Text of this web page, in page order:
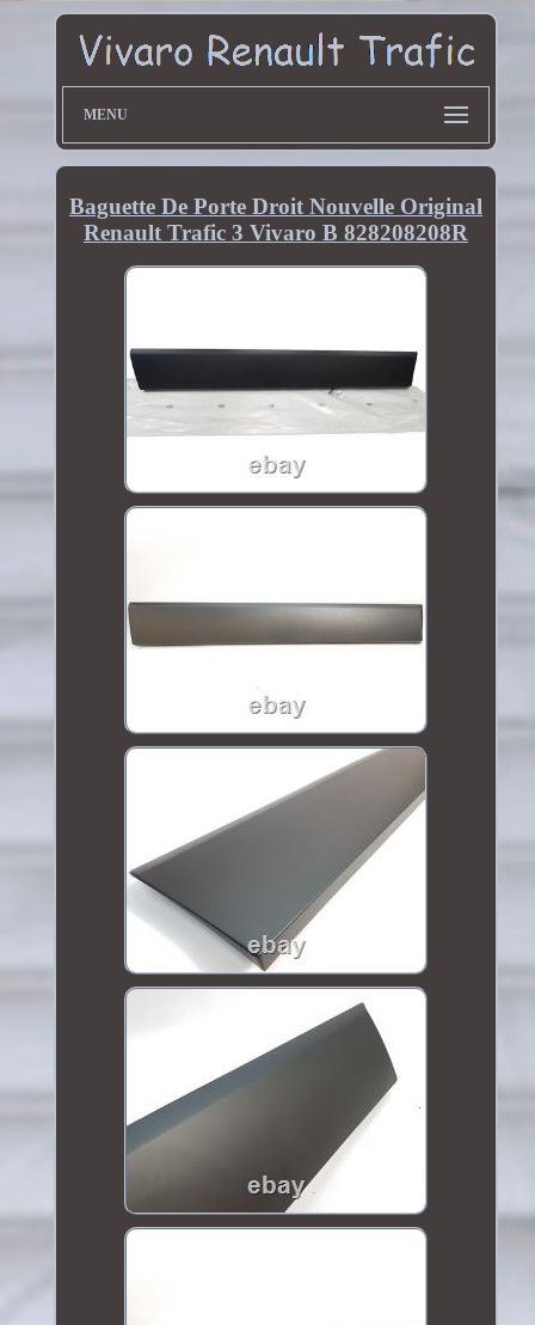
MENU
Baguette De Porte Droit Nouvelle Original
Renault Trafic 3 Vivaro B 828208208R